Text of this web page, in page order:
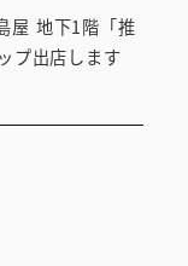
屋 地下1階「推
プ出店します